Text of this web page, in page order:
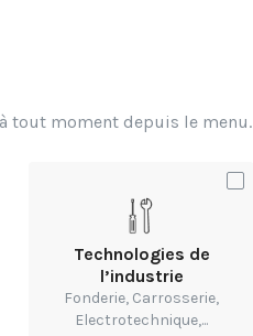
Entre héritage
communauté, le
acquise au
tout moment depuis le menu.
Technologies de
l’industrie
Fonderie, Carrosserie,
Electrotechnique,...